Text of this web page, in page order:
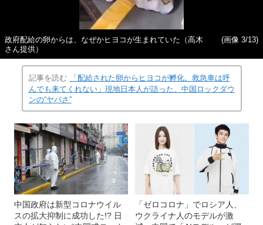
政府配給の卵からは、なぜかヒヨコが生まれていた（高木
さん提供）
(画像 3/13)
記事を読む
「配給された卵からヒヨコが孵化。救急車は呼
んでも来てくれない」現地日本人が語った、中国ロックダウ
ンの“ヤバさ”
中国政府は新型コロナウイル
スの拡大抑制に成功した!? 日
「ゼロコロナ」でロシア人、
ウクライナ人のモデルが激